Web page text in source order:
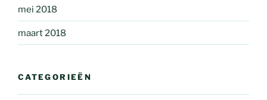
mei 2018
maart 2018
CATEGORIEËN